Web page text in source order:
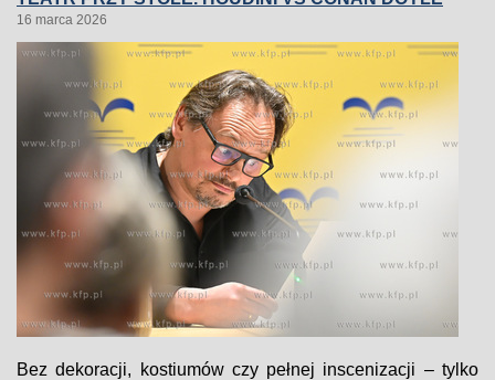
16 marca 2026
Bez dekoracji, kostiumów czy pełnej inscenizacji – tylko